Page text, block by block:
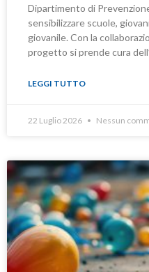
Dipartimento di
sensibilizzare scuole,
giovanile. Con la
progetto si prende cura
LEGGI TUTTO
22 Luglio 2026 Nessun